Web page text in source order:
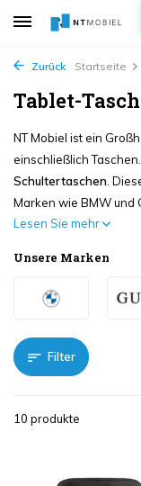
Zurück Startseite
Tablet-
NT Mobiel ist ein
einschließlich
Schultertaschen .
Marken wie BMW und
Lesen Sie mehr
Unsere Marken
Filter
10 produkte